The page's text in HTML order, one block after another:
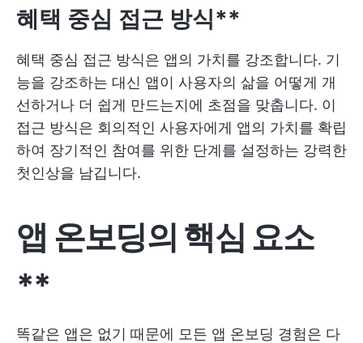
혜택 중심 접근 방식**
혜택 중심 접근 방식은 앱의 가치를 강조합니다. 기
능을 강조하는 대신 앱이 사용자의 삶을 어떻게 개
선하거나 더 쉽게 만드는지에 초점을 맞춥니다. 이
접근 방식은 회의적인 사용자에게 앱의 가치를 확립
하여 장기적인 참여를 위한 단계를 설정하는 강력한
첫인상을 남깁니다.
앱 온보딩의 핵심 요소
**
똑같은 앱은 없기 때문에 모든 앱 온보딩 경험은 다